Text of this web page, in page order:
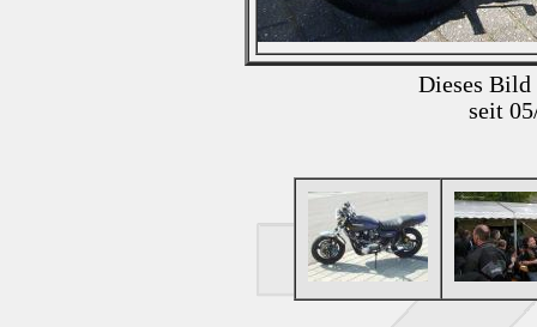
Dieses Bild
seit